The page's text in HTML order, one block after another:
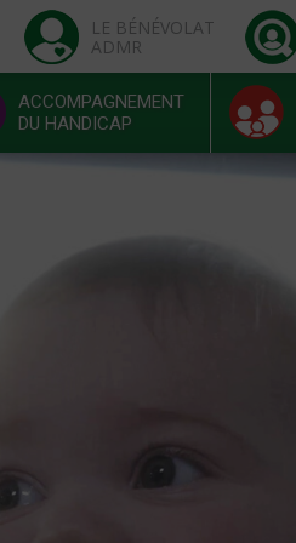
LE BÉNÉVOLAT
ADMR
ACCOMPAGNEMENT
DU HANDICAP